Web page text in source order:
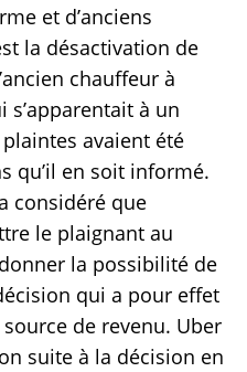
et d’anciens
la désactivation de
chauffeur à
à un
avaient été
qu’il en soit informé.
considéré que
le plaignant au
la possibilité de
qui a pour effet
de revenu. Uber
suite à la décision en